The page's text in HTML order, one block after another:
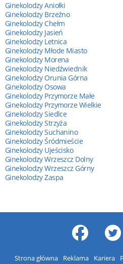
Ginekolodzy Aniołki
Ginekolodzy Brzeźno
Ginekolodzy Chełm
Ginekolodzy Jasień
Ginekolodzy Letnica
Ginekolodzy Młode Miasto
Ginekolodzy Morena
Ginekolodzy Niedźwiednik
Ginekolodzy Orunia Górna
Ginekolodzy Osowa
Ginekolodzy Przymorze Małe
Ginekolodzy Przymorze Wielkie
Ginekolodzy Siedlce
Ginekolodzy Strzyża
Ginekolodzy Suchanino
Ginekolodzy Śródmieście
Ginekolodzy Ujeścisko
Ginekolodzy Wrzeszcz Dolny
Ginekolodzy Wrzeszcz Górny
Ginekolodzy Zaspa
Strona główna Reklama Kariera